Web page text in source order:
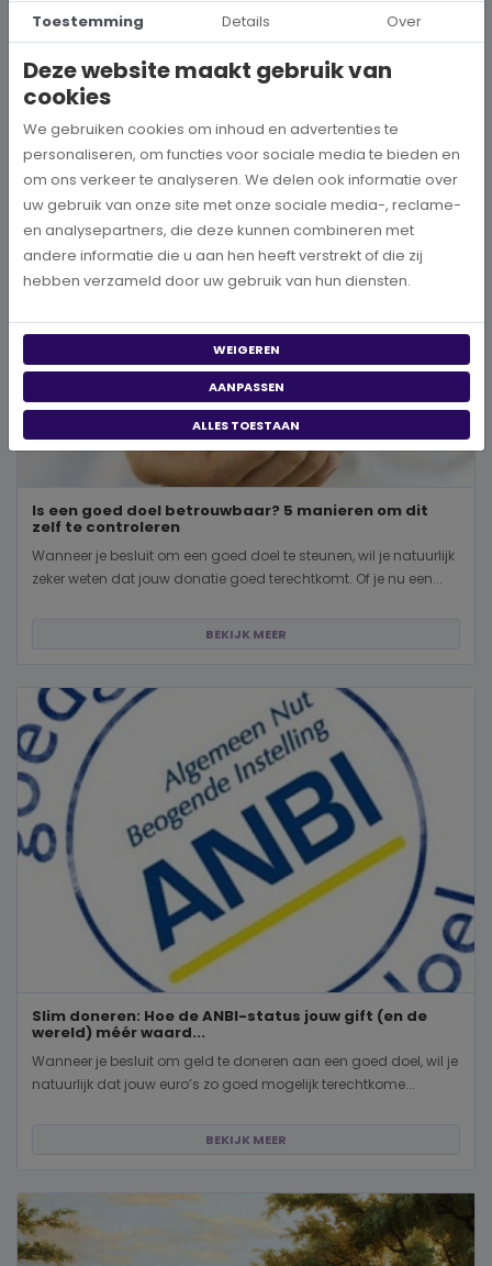
Hoe kies je een goed doel dat écht bij je past?
wereld, neem je een prachtig besluit. Jouw donatie kan het ve...
BEKIJK MEER
Is een goed doel betrouwbaar? 5 manieren om dit
zelf te controleren
Wanneer je besluit om een goed doel te steunen, wil je natuurlijk
zeker weten dat jouw donatie goed terechtkomt. Of je nu een...
BEKIJK MEER
Slim doneren: Hoe de ANBI-status jouw gift (en de
wereld) méér waard...
Wanneer je besluit om geld te doneren aan een goed doel, wil je
natuurlijk dat jouw euro’s zo goed mogelijk terechtkome...
BEKIJK MEER
Toestemming Details Over
Deze website maakt gebruik van
cookies
We gebruiken cookies om inhoud en advertenties te
personaliseren, om functies voor sociale media te bieden en
om ons verkeer te analyseren. We delen ook informatie over
uw gebruik van onze site met onze sociale media-, reclame-
en analysepartners, die deze kunnen combineren met
andere informatie die u aan hen heeft verstrekt of die zij
hebben verzameld door uw gebruik van hun diensten.
WEIGEREN
AANPASSEN
ALLES TOESTAAN